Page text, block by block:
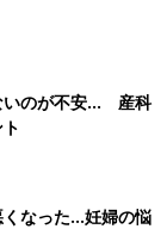
いのが不安… 産科
なった…妊婦の悩